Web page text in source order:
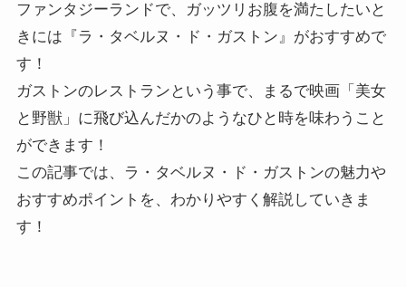
ファンタジーランドで、ガッツリお腹を満たしたいと
きには『ラ・タベルヌ・ド・ガストン』がおすすめで
す！
ガストンのレストランという事で、まるで映画「美女
と野獣」に飛び込んだかのようなひと時を味わうこと
ができます！
この記事では、ラ・タベルヌ・ド・ガストンの魅力や
おすすめポイントを、わかりやすく解説していきま
す！